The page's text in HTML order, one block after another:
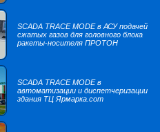
SCADA TRACE MODE в АСУ подачей
сжатых газов для головного блока
ракеты-носителя ПРОТОН
SCADA TRACE MODE в
автоматизации и диспетчеризации
здания ТЦ Ярмарка.com